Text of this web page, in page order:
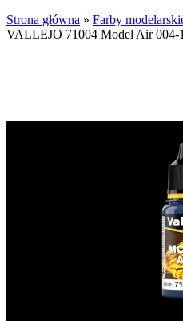
Strona główna » Farby
VALLEJO 71004 Model Air 004-